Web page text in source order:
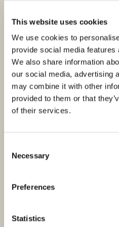
This website uses cookies
We use cookies to
provide social media
We also share information
our social media, advertising
may combine it with other
provided to them or that
of their services.
Selection
Necessary
Preferences
Statistics